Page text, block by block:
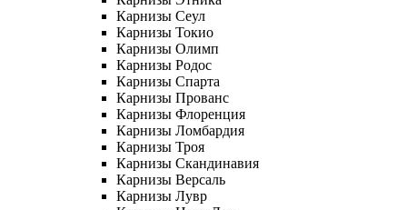
Карнизы Сеул
Карнизы Токио
Карнизы Олимп
Карнизы Родос
Карнизы Спарта
Карнизы Прованс
Карнизы Флоренция
Карнизы Ломбардия
Карнизы Троя
Карнизы Скандинавия
Карнизы Версаль
Карнизы Лувр